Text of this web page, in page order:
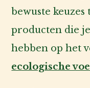
bewuste
producten die
hebben op het
ecologische